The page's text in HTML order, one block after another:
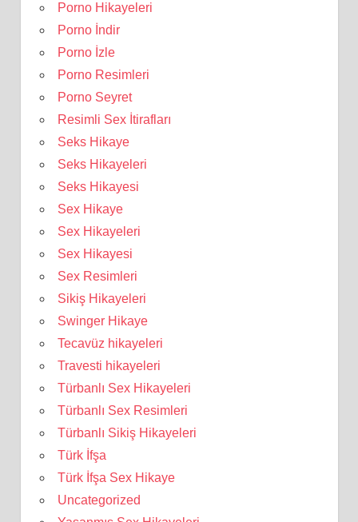
Porno Hikayeleri
Porno İndir
Porno İzle
Porno Resimleri
Porno Seyret
Resimli Sex İtirafları
Seks Hikaye
Seks Hikayeleri
Seks Hikayesi
Sex Hikaye
Sex Hikayeleri
Sex Hikayesi
Sex Resimleri
Sikiş Hikayeleri
Swinger Hikaye
Tecavüz hikayeleri
Travesti hikayeleri
Türbanlı Sex Hikayeleri
Türbanlı Sex Resimleri
Türbanlı Sikiş Hikayeleri
Türk İfşa
Türk İfşa Sex Hikaye
Uncategorized